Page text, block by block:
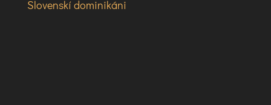
Slovenskí dominikáni